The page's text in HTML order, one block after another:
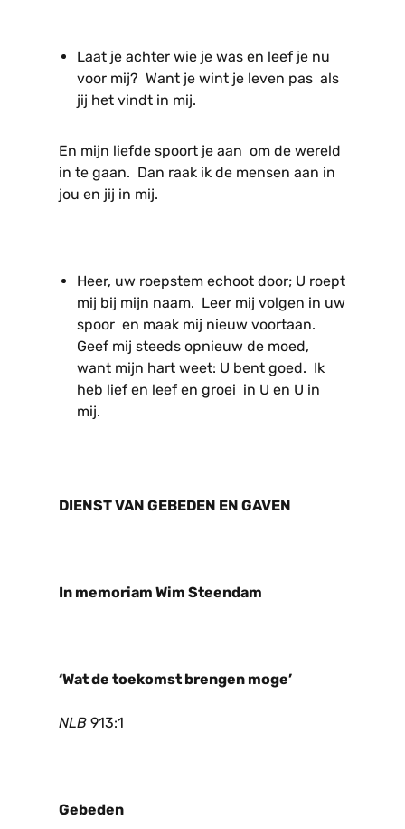
Laat je achter wie je was en leef je nu
voor mij? Want je wint je leven pas als
jij het vindt in mij.
En mijn liefde spoort je aan om de wereld
in te gaan. Dan raak ik de mensen aan in
jou en jij in mij.
Heer, uw roepstem echoot door; U roept
mij bij mijn naam. Leer mij volgen in uw
spoor en maak mij nieuw voortaan.
Geef mij steeds opnieuw de moed,
want mijn hart weet: U bent goed. Ik
heb lief en leef en groei in U en U in
mij.
DIENST VAN GEBEDEN EN GAVEN
In memoriam Wim Steendam
‘Wat de toekomst brengen moge’
NLB 913:1
Gebeden